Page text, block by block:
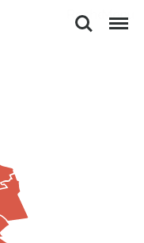
Rechercher
Menu